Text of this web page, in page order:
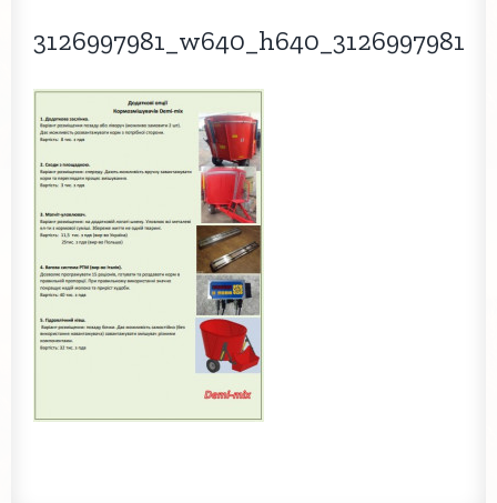
3126997981_w640_h640_3126997981